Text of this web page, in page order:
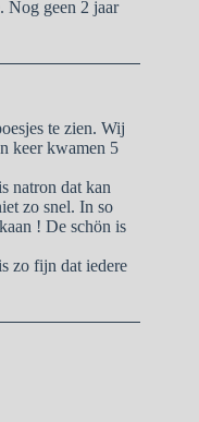
Nog geen 2 jaar
te zien. Wij
keer kwamen 5
natron dat kan
zo snel. In so
! De schön is
zo fijn dat iedere